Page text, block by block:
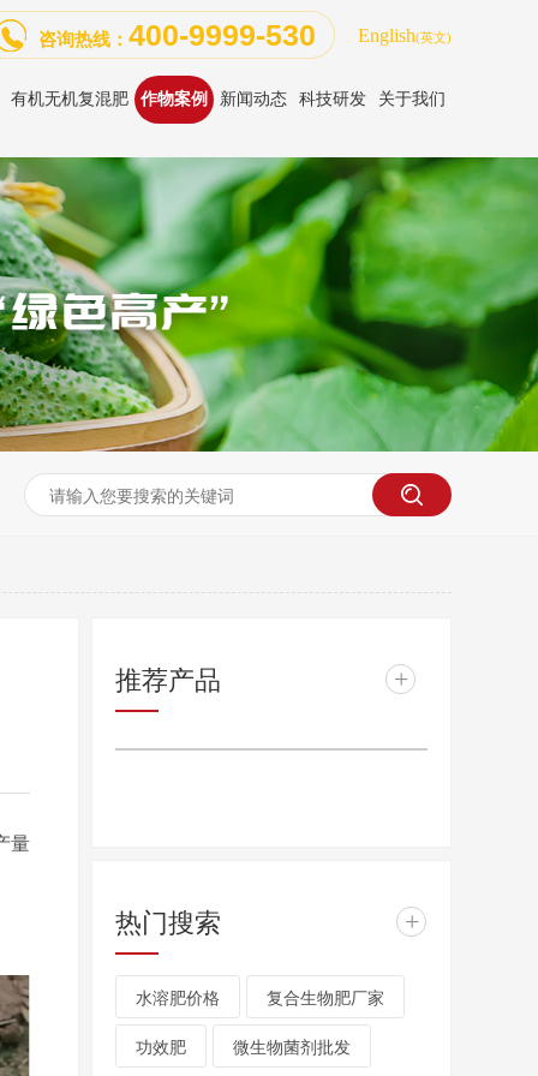
English(英文)
咨询热线： 400-9999-530
有机无机复混肥 作物案例 新闻动态 科技研发 关于我们
量
推荐产品 +
热门搜索 +
水溶肥价格 复合生物肥厂家
功效肥 微生物菌剂批发